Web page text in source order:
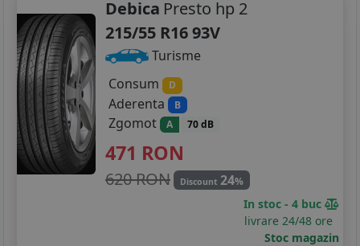
Debica Presto hp 2
215/55 R16 93V
Turisme
Consum
D
Aderenta B
Zgomot A 70 dB
471 RON
620 RON Discount 24%
In stoc - 4 buc
livrare 24/48 ore
Stoc magazin